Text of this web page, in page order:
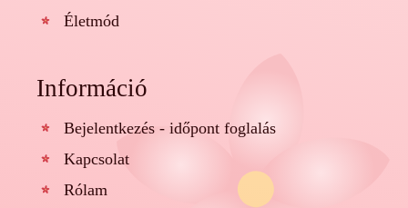
Életmód
Információ
Bejelentkezés - időpont foglalás
Kapcsolat
Rólam